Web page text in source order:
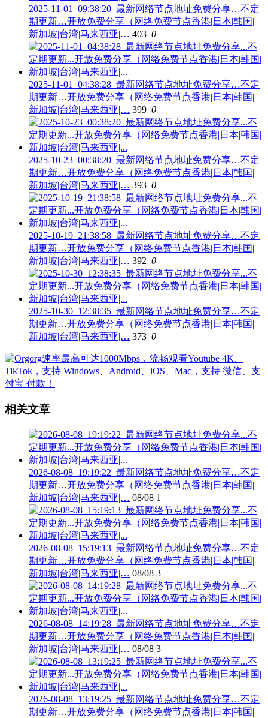
2025-11-01_09:38:20_最新网络节点地址免费分享…不定
期更新…开放免费分享（网络免费节点香港|日本|韩国|
新加坡|台湾|马来西亚|… 403 0
2025-11-01_04:38:28_最新网络节点地址免费分享…不定
期更新…开放免费分享（网络免费节点香港|日本|韩国|
新加坡|台湾|马来西亚|… 399 0
2025-10-23_00:38:20_最新网络节点地址免费分享…不定
期更新…开放免费分享（网络免费节点香港|日本|韩国|
新加坡|台湾|马来西亚|… 393 0
2025-10-19_21:38:58_最新网络节点地址免费分享…不定
期更新…开放免费分享（网络免费节点香港|日本|韩国|
新加坡|台湾|马来西亚|… 392 0
2025-10-30_12:38:35_最新网络节点地址免费分享…不定
期更新…开放免费分享（网络免费节点香港|日本|韩国|
新加坡|台湾|马来西亚|… 373 0
相关文章
2026-08-08_19:19:22_最新网络节点地址免费分享…不定
期更新…开放免费分享（网络免费节点香港|日本|韩国|
新加坡|台湾|马来西亚|… 08/08 1
2026-08-08_15:19:13_最新网络节点地址免费分享…不定
期更新…开放免费分享（网络免费节点香港|日本|韩国|
新加坡|台湾|马来西亚|… 08/08 3
2026-08-08_14:19:28_最新网络节点地址免费分享…不定
期更新…开放免费分享（网络免费节点香港|日本|韩国|
新加坡|台湾|马来西亚|… 08/08 3
2026-08-08_13:19:25_最新网络节点地址免费分享…不定
期更新…开放免费分享（网络免费节点香港|日本|韩国|